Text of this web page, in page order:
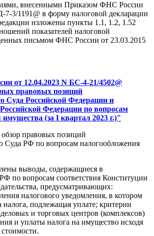
внесенными Приказом ФНС России
7-3/1191@ в форму налоговой декларации
изложены пункты 1.1, 1.2, 1.52
показателей налоговой
письмом ФНС России от 23.03.2015
от 12.04.2023 N БС-4-21/4502@
правовых позиций
Суда Российской Федерации и
Федерации по вопросам
(за I квартал 2023 г.)"
правовых позиций
Суда РФ по вопросам налогообложения
выводы, содержащиеся в
по вопросам соответствия Конституции
предусматривающих:
налогового уведомления, в котором
налога, подлежащая уплате; критерии
и торговых центров (комплексов)
и уплаты налога на имущество исходя